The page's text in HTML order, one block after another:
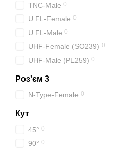
TNC-Male 0
U.FL-Female 0
U.FL-Male 0
UHF-Female (SO239) 0
UHF-Male (PL259) 0
Роз'єм 3
N-Type-Female 0
Кут
45° 0
90° 0